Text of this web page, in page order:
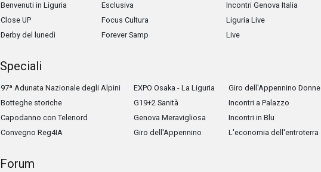
Benvenuti in Liguria
Close UP
Derby del lunedì
Esclusiva
Focus Cultura
Forever Samp
Incontri Genova Italia
Liguria Live
Live
Speciali
97ª Adunata Nazionale degli Alpini
Botteghe storiche
Capodanno con Telenord
Convegno Reg4IA
EXPO Osaka - La Liguria
G19+2 Sanità
Genova Meravigliosa
Giro dell'Appennino
Giro dell'Appennino Donne
Incontri a Palazzo
Incontri in Blu
L'economia dell'entroterra
Forum